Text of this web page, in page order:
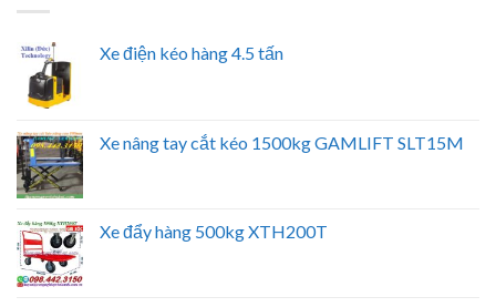
Xe điện kéo hàng 4.5 tấn
Xe nâng tay cắt kéo 1500kg GAMLIFT SLT15M
Xe đẩy hàng 500kg XTH200T